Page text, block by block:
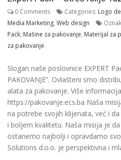
0 Comments Categories: Logo
Media Marketing, Web design
Pack, Mašine za pakovanje, Materijal za
za pakovanje
Slogan naše poslovnice EXPERT
PAKOVANJE”. Ovlašteni smo
alata za pakovanje. Više
https://pakovanje.ecs.ba Naša
na potrebe svojih klijenata, već i
i boljem kvalitetu. Naša misija je
ostanemo najbolji i opravdamo
Solutions d.o.o. je perspektivna i